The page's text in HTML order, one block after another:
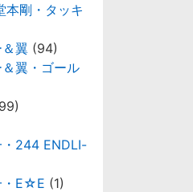
剛・タッキ
翼 (94)
翼・ゴール
244 ENDLI-
・E☆E (1)